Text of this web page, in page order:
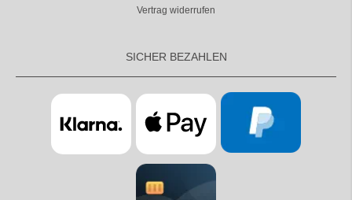
Vertrag widerrufen
SICHER BEZAHLEN